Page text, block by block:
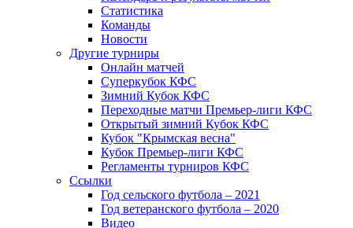
Статистика
Команды
Новости
Другие турниры
Онлайн матчей
Суперкубок КФС
Зимний Кубок КФС
Переходные матчи Премьер-лиги КФС
Открытый зимний Кубок КФС
Кубок "Крымская весна"
Кубок Премьер-лиги КФС
Регламенты турниров КФС
Ссылки
Год сельского футбола – 2021
Год ветеранского футбола – 2020
Видео